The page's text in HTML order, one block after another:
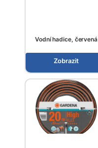
Vodní hadice, červená
Zobrazit